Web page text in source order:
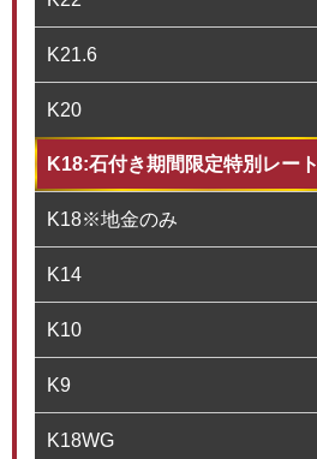
K21.6
K20
K18:石付き期間限定特別レート
K18※地金のみ
K14
K10
K9
K18WG